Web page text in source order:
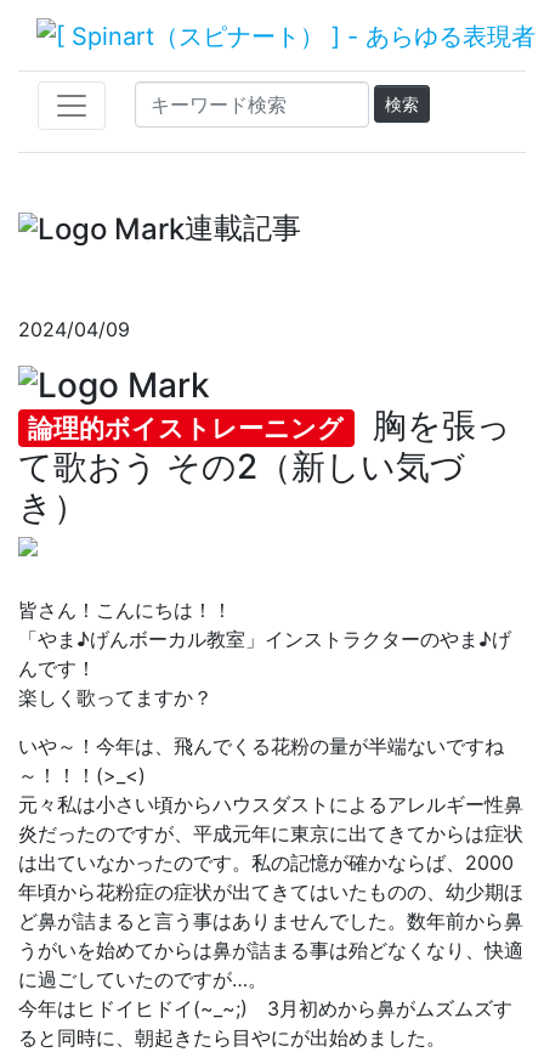
連載記事
2024/04/09
論理的ボイストレーニング
胸を張っ
て歌おう その2（新しい気づ
き）
皆さん！こんにちは！！
「やま♪げんボーカル教室」インストラクターのやま♪げ
んです！
楽しく歌ってますか？
いや～！今年は、飛んでくる花粉の量が半端ないですね
～！！！(>_<)
元々私は小さい頃からハウスダストによるアレルギー性鼻
炎だったのですが、平成元年に東京に出てきてからは症状
は出ていなかったのです。私の記憶が確かならば、2000
年頃から花粉症の症状が出てきてはいたものの、幼少期ほ
ど鼻が詰まると言う事はありませんでした。数年前から鼻
うがいを始めてからは鼻が詰まる事は殆どなくなり、快適
に過ごしていたのですが…。
今年はヒドイヒドイ(~_~;) 3月初めから鼻がムズムズす
ると同時に、朝起きたら目やにが出始めました。